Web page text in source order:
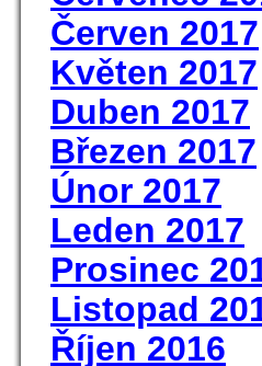
Červen 2017
Květen 2017
Duben 2017
Březen 2017
Únor 2017
Leden 2017
Prosinec
Listopad
Říjen 2016